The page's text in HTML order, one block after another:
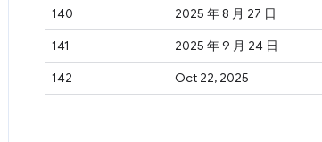
140
2025 年 8 月 27 日
141
2025 年 9 月 24 日
142
Oct 22, 2025